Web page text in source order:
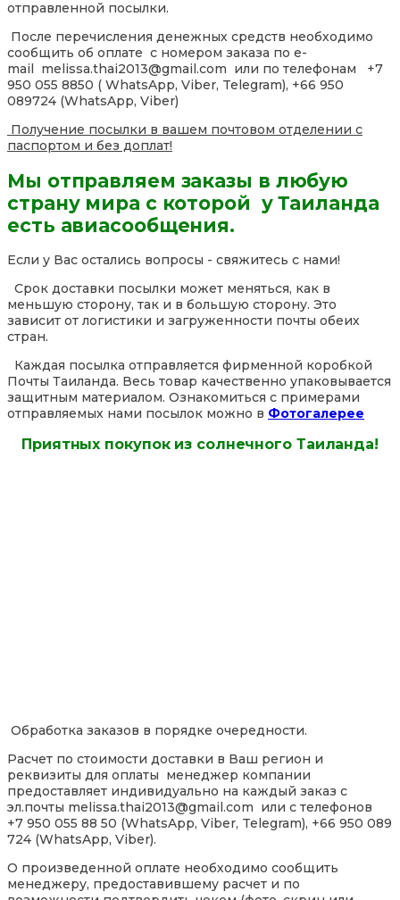
отправленной посылки.
После перечисления денежных средств необходимо
сообщить об оплате с номером заказа по e-
mail melissa.thai2013@gmail.com или по телефонам +7
950 055 8850 ( WhatsApp, Viber, Telegram), +66 950
089724 (WhatsApp, Viber)
Получение посылки в вашем почтовом отделении с
паспортом и без доплат!
Мы отправляем заказы в любую
страну мира с которой у Таиланда
есть авиасообщения.
Если у Вас остались вопросы - свяжитесь с нами!
Срок доставки посылки может меняться, как в
меньшую сторону, так и в большую сторону. Это
зависит от логистики и загруженности почты обеих
стран.
Каждая посылка отправляется фирменной коробкой
Почты Таиланда. Весь товар качественно упаковывается
защитным материалом. Ознакомиться с примерами
отправляемых нами посылок можно в Фотогалерее
Приятных покупок из солнечного Таиланда!
Обработка заказов в порядке очередности.
Расчет по стоимости доставки в Ваш регион и
реквизиты для оплаты менеджер компании
предоставляет индивидуально на каждый заказ с
эл.почты melissa.thai2013@gmail.com или с телефонов
+7 950 055 88 50 (WhatsApp, Viber, Telegram), +66 950 089
724 (WhatsApp, Viber).
О произведенной оплате необходимо сообщить
менеджеру, предоставившему расчет и по